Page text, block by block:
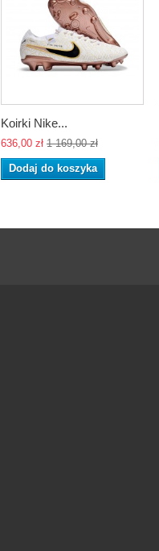
Koirki Nike...
636,00 zł 1 169,00 zł
Dodaj do koszyka